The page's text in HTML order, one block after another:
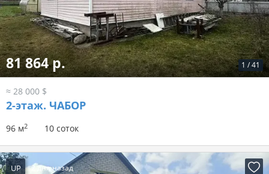
1 /41
81 864 р.
≈ 28 000 $
2-этаж. ЧАБОР
96 м2 10 соток
UP 2 дня назад